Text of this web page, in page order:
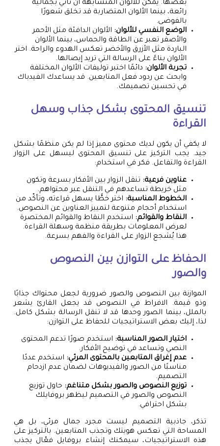
بعضها. يمكن للألوان المتشابهة أن تأتي بجمالية
رائعة، بينما الألوان المتضاربة قد تخلق شعورًا
بالفوضى.
الوضع النفسي للألوان: الألوان الدافئة مثل الأحمر
والأصفر تعبر عن الطاقة والحماس، بينما الألوان
الباردة مثل الأزرق والأخضر تعكس الهدوء والراحة. اختر
الألوان بناءً على الرسالة التي تريد إيصالها.
تجربة الألوان: دائمًا اختبر توليفات الألوان المختلفة
وابحث عن ردود فعل المتابعين. قد يساعدك الفيدباك
في تحسين تصميمك.
تنسيق المحتوى بشكل جذاب وسهل
القراءة
لا يكفي أن يكون لديك محتوى مميز إذا لم يكن منظمًا بشكل
جيد. يجب التركيز على تنسيق المحتوى ليسهل على الزوار
القراءة والتفاعل. فكر في استخدام:
عناوين فرعية: تنقل الزوار بين الأفكار بسرعة وتكون
مثل خريطة تساعدهم في التنقل عبر محتواهم.
الخطوط المناسبة: اختر خطًّا يسهل قراءته، وتأكّد من
استخدام أحجام متنوعة لتمييز العناوين عن النصوص.
النقاط والقوائم: استخدم النقاط والقوائم المختصرة
لعرض المعلومات بطريقة منظمة وسهلة القراءة.
هذا يُشجع الزوار على القراءة والفهم بسرعة.
الحفاظ على التوازن بين النصوص
والصور
الموازنة بين النصوص والصور ضرورية لجعل محتواك جذابًا
وذو قيمة. الافراط في النصوص قد يجعل القارئ يشعر
بالملل، بينما الصور وحدها قد لا تنقل الرسالة بشكل كامل.
لذا، إليك بعض الاستراتيجيات للحفاظ على التوازن:
اختيار الصور المناسبة: استخدم صورًا تدعم المحتوى
النصي وتساعد في توضيح الأفكار.
عدم إغراق المتابعين بالمحتوى المرئي: استخدم عددًا
مناسبًا من الصور والفيديوهات لضمان عدم ازدحام
التصميم.
توزيع النصوص والصور بشكل متناغم: حاول توزيع
النصوص والصور في التصميم ليظهر بروفايلك
بشكل احترافي.
تذكر، جاذبية التصميم ليست مجرد جمال مرئي، بل هي
المساحة التي تعكس هويتك وتجذب المتابعين. بالتركيز على
هذه الاستراتيجيات، سيمكنك إنشاء بروفايل فعّال يجذب